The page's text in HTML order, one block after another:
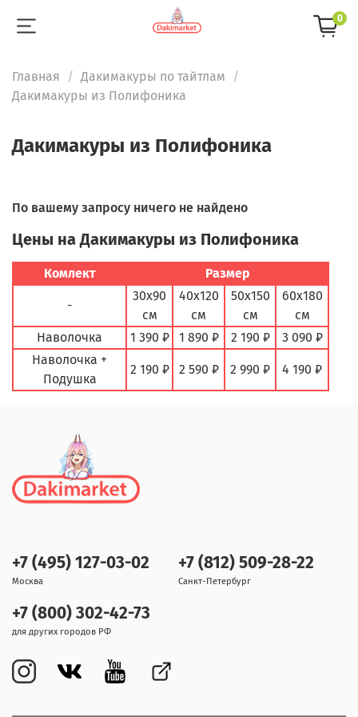
0
Главная
Дакимакуры по тайтлам
Дакимакуры из Полифоника
Дакимакуры из Полифоника
По вашему запросу ничего не найдено
Цены на Дакимакуры из Полифоника
Комлект Размер
-
30х90
см
40х120
см
50х150
см
60х180
см
Наволочка
1 390 ₽ 1 890 ₽ 2 190 ₽
3 090 ₽
Наволочка +
Подушка
2 190 ₽ 2 590 ₽ 2 990 ₽ 4 190 ₽
+7 (495) 127-03-02
Москва
+7 (812) 509-28-22
Санкт-Петербург
+7 (800) 302-42-73
для других городов РФ